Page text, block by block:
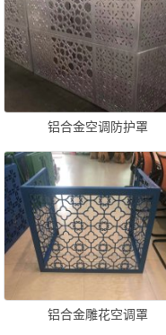
铝合金空调防护罩
铝合金雕花空调罩